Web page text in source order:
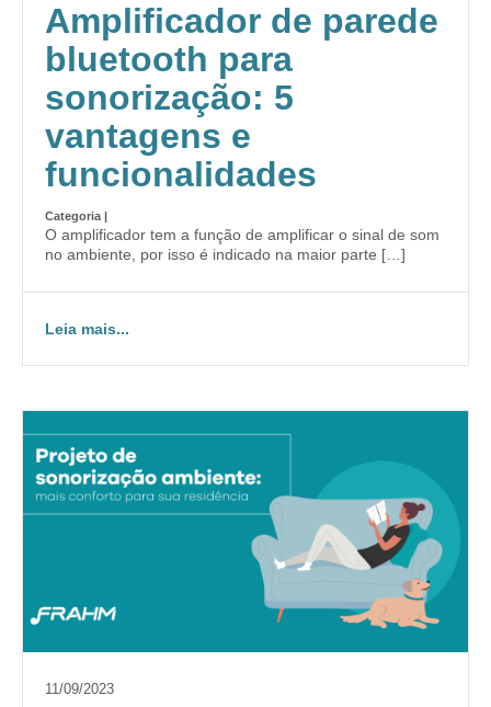
Amplificador de parede
bluetooth para
sonorização: 5
vantagens e
funcionalidades
Categoria |
O amplificador tem a função de amplificar o sinal de som
no ambiente, por isso é indicado na maior parte […]
Leia mais...
11/09/2023